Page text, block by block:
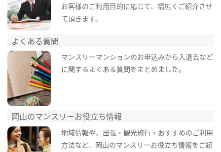
お客様のご利用目的に応じて、幅広くご紹介させ
て頂きます。
よくある質問
マンスリーマンションのお申込みから入退去など
に関するよくある質問をまとめました。
岡山のマンスリーお役立ち情報
地域情報や、出張・観光旅行・おすすめのご利用
方法など、岡山のマンスリーお役立ち情報をご紹